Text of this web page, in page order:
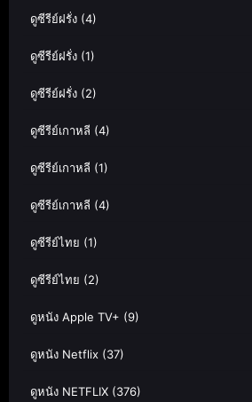
ดูซีรีย์ฝรั่ง (4)
ดูซีรีย์ฝรั่ง (1)
ดูซีรีย์ฝรั่ง (2)
ดูซีรีย์เกาหลี (4)
ดูซีรีย์เกาหลี (1)
ดูซีรีย์เกาหลี (4)
ดูซีรีย์ไทย (1)
ดูซีรีย์ไทย (2)
ดูหนัง Apple TV+ (9)
ดูหนัง Netflix (37)
ดูหนัง NETFLIX (376)